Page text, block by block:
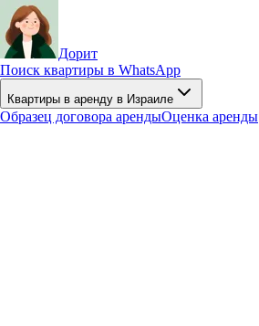
Дорит
Поиск квартиры в WhatsApp
Квартиры в аренду в Израиле
Образец договора арендыОценка аренды